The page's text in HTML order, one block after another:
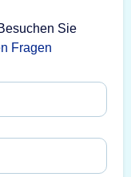
Sie
Fragen